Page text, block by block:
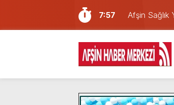
7:57
Afşin Sağlık
6:31
Onikişubat
16:10
Uluslararası
13:27
NOTER
11:22
KAFUM
8:06
Afşinli bir